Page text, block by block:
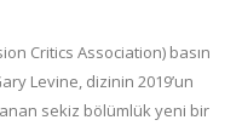
Critics Association) basın
Levine, dizinin 2019’un
sekiz bölümlük yeni bir